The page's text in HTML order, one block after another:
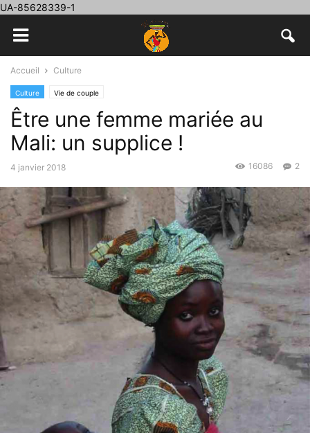
UA-85628339-1
Accueil Culture
Culture Vie de couple
Être une femme mariée au
Mali: un supplice !
4 janvier 2018 2
16086